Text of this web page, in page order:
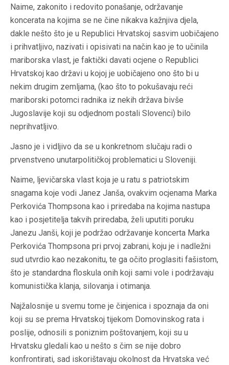
Naime, zakonito i redovito ponašanje, održavanje
koncerata na kojima se ne čine nikakva kažnjiva djela,
dakle nešto što je u Republici Hrvatskoj sasvim uobičajeno
i prihvatljivo, nazivati i opisivati na način kao je to učinila
mariborska vlast, je faktički davati ocjene o Republici
Hrvatskoj kao državi u kojoj je uobičajeno ono što bi u
nekim drugim zemljama, (kao što to pokušavaju reći
mariborski potomci radnika iz nekih država bivše
Jugoslavije koji su odjednom postali Slovenci) bilo
neprihvatljivo.
Jasno je i vidljivo da se u konkretnom slučaju radi o
prvenstveno unutarpolitičkoj problematici u Sloveniji.
Naime, ljevičarska vlast koja je u ratu s patriotskim
snagama koje vodi Janez Janša, ovakvim ocjenama Marka
Perkovića Thompsona kao i priredaba na kojima nastupa
kao i posjetitelja takvih priredaba, želi uputiti poruku
Janezu Janši, koji je podržao održavanje koncerta Marka
Perkovića Thompsona pri prvoj zabrani, koju je i nadležni
sud utvrdio kao nezakonitu, te ga očito proglasiti fašistom,
što je standardna floskula onih koji sami vole i podržavaju
komunistička klanja, silovanja i otimanja.
Najžalosnije u svemu tome je činjenica i spoznaja da oni
koji su se prema Hrvatskoj tijekom Domovinskog rata i
poslije, odnosili s poniznim poštovanjem, koji su u
Hrvatsku gledali kao u nešto s čim se nije dobro
konfrontirati, sad iskorištavaju okolnost da Hrvatska već